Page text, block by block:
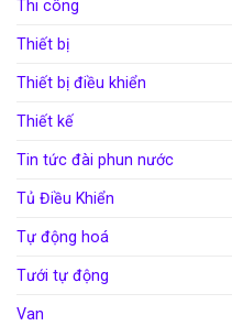
Thi công
Thiết bị
Thiết bị điều khiển
Thiết kế
Tin tức đài phun nước
Tủ Điều Khiển
Tự động hoá
Tưới tự động
Van